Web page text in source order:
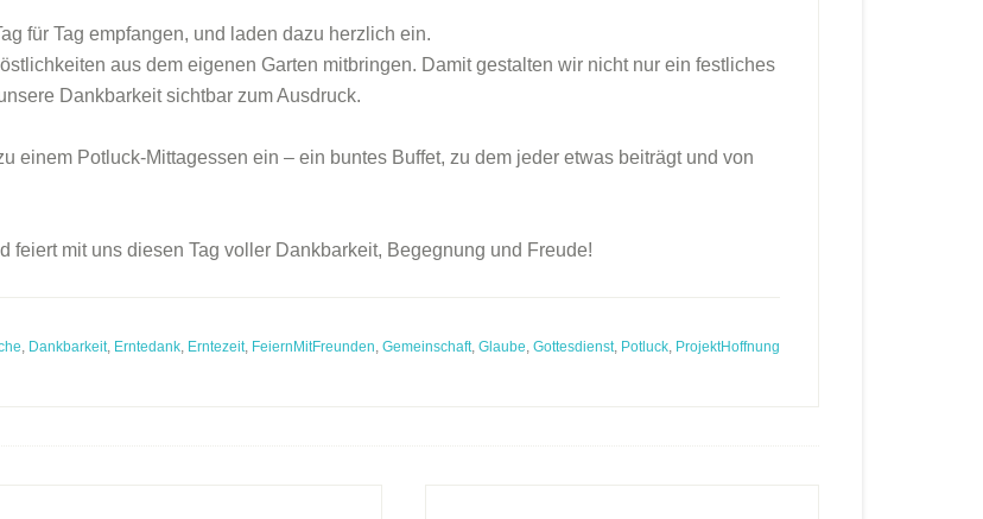
für Tag empfangen, und laden dazu herzlich ein.
aus dem eigenen Garten mitbringen. Damit gestalten wir nicht nur ein festliches
Dankbarkeit sichtbar zum Ausdruck.
einem Potluck-Mittagessen ein – ein buntes Buffet, zu dem jeder etwas beiträgt und von
feiert mit uns diesen Tag voller Dankbarkeit, Begegnung und Freude!
, Dankbarkeit, Erntedank, Erntezeit, FeiernMitFreunden, Gemeinschaft, Glaube, Gottesdienst, Potluck, ProjektHoffnung